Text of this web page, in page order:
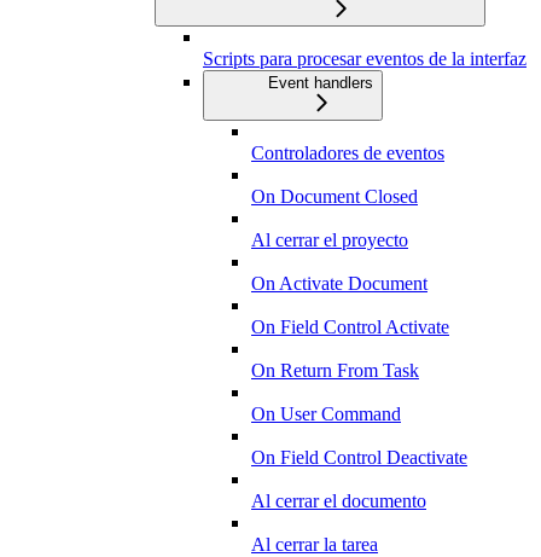
Scripts para procesar eventos de la interfaz
Event handlers
Controladores de eventos
On Document Closed
Al cerrar el proyecto
On Activate Document
On Field Control Activate
On Return From Task
On User Command
On Field Control Deactivate
Al cerrar el documento
Al cerrar la tarea